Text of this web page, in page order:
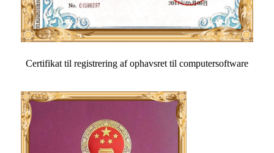
Certifikat til registrering af ophavsret til computersoftware